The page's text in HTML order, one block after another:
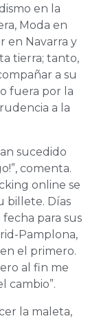
en la
Moda en
en Navarra y
tierra; tanto,
a su
fuera por la
a la
sucedido
comenta.
online se
billete. Días
para sus
Pamplona,
el primero.
al fin me
cambio”.
la maleta,